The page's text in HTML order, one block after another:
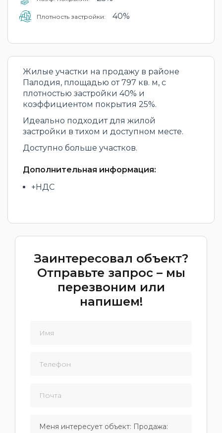
Плотность застройки: 40%
Жилые участки на продажу в районе
Палодия, площадью от 797 кв. м, с
плотностью застройки 40% и
коэффициентом покрытия 25%.
Идеально подходит для жилой
застройки в тихом и доступном месте.
Доступно больше участков.
Дополнительная информация:
+НДС
Заинтересовал объект?
Отправьте запрос – мы
перезвоним или
напишем!